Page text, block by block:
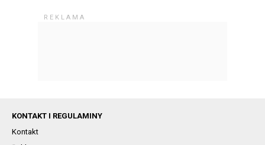
KONTAKT I REGULAMINY
Kontakt